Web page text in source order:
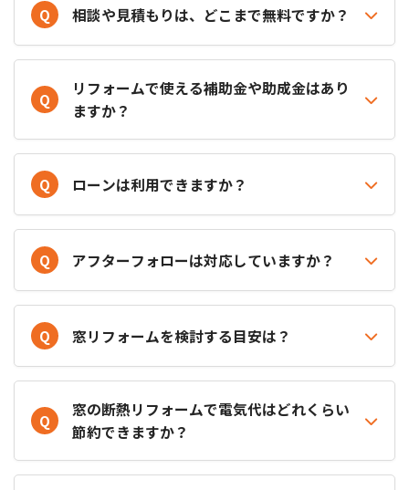
Q 相談や見積もりは、どこまで無料ですか？
Q
リフォームで使える補助金や助成金はあり
ますか？
Q ローンは利用できますか？
Q アフターフォローは対応していますか？
Q 窓リフォームを検討する目安は？
Q
窓の断熱リフォームで電気代はどれくらい
節約できますか？